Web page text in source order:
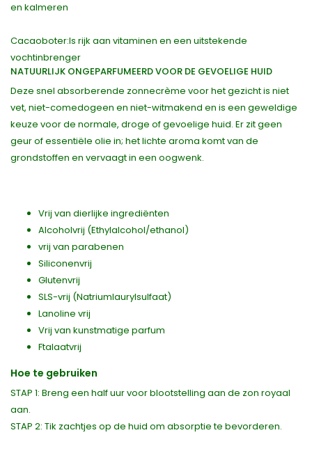
en kalmeren
Cacaoboter:Is rijk aan vitaminen en een uitstekende
vochtinbrenger
NATUURLIJK ONGEPARFUMEERD VOOR DE GEVOELIGE HUID
Deze snel absorberende zonnecrème voor het gezicht is niet
vet, niet-comedogeen en niet-witmakend en is een geweldige
keuze voor de normale, droge of gevoelige huid. Er zit geen
geur of essentiële olie in; het lichte aroma komt van de
grondstoffen en vervaagt in een oogwenk.
Vrij van dierlijke ingrediënten
Alcoholvrij (Ethylalcohol/ethanol)
vrij van parabenen
Siliconenvrij
Glutenvrij
SLS-vrij (Natriumlaurylsulfaat)
Lanoline vrij
Vrij van kunstmatige parfum
Ftalaatvrij
Hoe te gebruiken
STAP 1: Breng een half uur voor blootstelling aan de zon royaal
aan.
STAP 2: Tik zachtjes op de huid om absorptie te bevorderen.